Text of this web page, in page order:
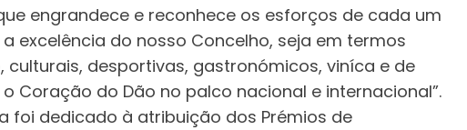
engrandece e reconhece os esforços de cada um
excelência do nosso Concelho, seja em termos
desportivas, gastronómicos, viníca e de
Coração do Dão no palco nacional e internacional”.
foi dedicado à atribuição dos Prémios de